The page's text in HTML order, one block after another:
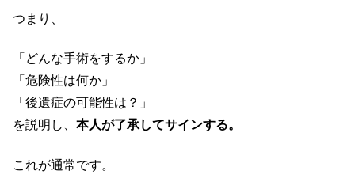
つまり、
「どんな手術をするか」
「危険性は何か」
「後遺症の可能性は？」
を説明し、 本人が了承してサインする。
これが通常です。